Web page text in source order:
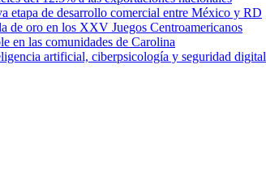
etapa de desarrollo comercial entre México y RD
de oro en los XXV Juegos Centroamericanos
en las comunidades de Carolina
artificial, ciberpsicología y seguridad digital